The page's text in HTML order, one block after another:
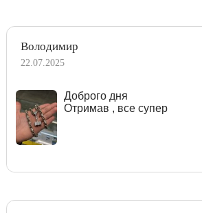
Володимир
22.07.2025
Доброго дня
Отримав , все супер